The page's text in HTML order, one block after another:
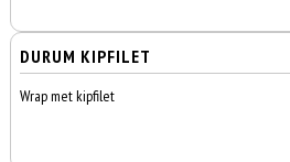
DURUM KIPFILET
Wrap met kipfilet